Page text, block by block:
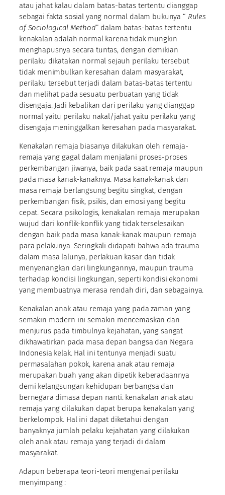
atau jahat kalau dalam batas-batas tertentu dianggap
sebagai fakta sosial yang normal dalam bukunya “ Rules
of Sociological Method” dalam batas-batas tertentu
kenakalan adalah normal karena tidak mungkin
menghapusnya secara tuntas, dengan demikian
perilaku dikatakan normal sejauh perilaku tersebut
tidak menimbulkan keresahan dalam masyarakat,
perilaku tersebut terjadi dalam batas-batas tertentu
dan melihat pada sesuatu perbuatan yang tidak
disengaja. Jadi kebalikan dari perilaku yang dianggap
normal yaitu perilaku nakal/jahat yaitu perilaku yang
disengaja meninggalkan keresahan pada masyarakat.
Kenakalan remaja biasanya dilakukan oleh remaja-
remaja yang gagal dalam menjalani proses-proses
perkembangan jiwanya, baik pada saat remaja maupun
pada masa kanak-kanaknya. Masa kanak-kanak dan
masa remaja berlangsung begitu singkat, dengan
perkembangan fisik, psikis, dan emosi yang begitu
cepat. Secara psikologis, kenakalan remaja merupakan
wujud dari konflik-konflik yang tidak terselesaikan
dengan baik pada masa kanak-kanak maupun remaja
para pelakunya. Seringkali didapati bahwa ada trauma
dalam masa lalunya, perlakuan kasar dan tidak
menyenangkan dari lingkungannya, maupun trauma
terhadap kondisi lingkungan, seperti kondisi ekonomi
yang membuatnya merasa rendah diri, dan sebagainya.
Kenakalan anak atau remaja yang pada zaman yang
semakin modern ini semakin mencemaskan dan
menjurus pada timbulnya kejahatan, yang sangat
dikhawatirkan pada masa depan bangsa dan Negara
Indonesia kelak. Hal ini tentunya menjadi suatu
permasalahan pokok, karena anak atau remaja
merupakan buah yang akan dipetik keberadaannya
demi kelangsungan kehidupan berbangsa dan
bernegara dimasa depan nanti. kenakalan anak atau
remaja yang dilakukan dapat berupa kenakalan yang
berkelompok. Hal ini dapat diketahui dengan
banyaknya jumlah pelaku kejahatan yang dilakukan
oleh anak atau remaja yang terjadi di dalam
masyarakat.
Adapun beberapa teori-teori mengenai perilaku
menyimpang :